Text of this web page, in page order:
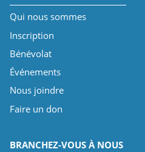
Qui nous sommes
Inscription
Bénévolat
Événements
Nous joindre
Faire un don
BRANCHEZ-VOUS À NOUS